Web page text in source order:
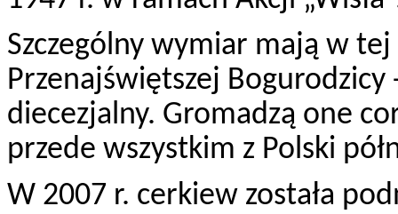
Szczególny wymiar mają w
Przenajświętszej
diecezjalny. Gromadzą one
przede wszystkim z Polski
W 2007 r. cerkiew została